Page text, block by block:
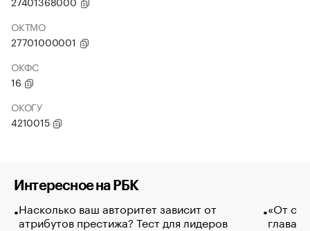
ОКТМО
27701000001
ОКФС
16
ОКОГУ
4210015
Интересное на РБК
Насколько ваш авторитет зависит от
атрибутов престижа? Тест для лидеров
«От
глава